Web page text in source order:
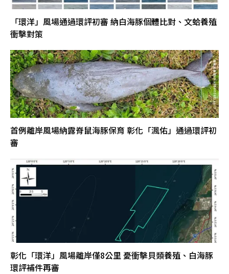
「環洋」風場通過環評初審 納白海豚個體比對、文蛤養殖
衝擊對策
首例離岸風場納露脊鼠海豚保育 彰化「渢佑」通過環評初
審
彰化「環洋」風場離岸僅8公里 憂衝擊貝類養殖、白海豚
環評補件再審